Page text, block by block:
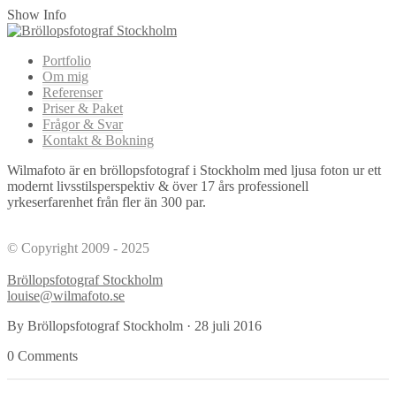
Show Info
Portfolio
Om mig
Referenser
Priser & Paket
Frågor & Svar
Kontakt & Bokning
Wilmafoto är en bröllopsfotograf i Stockholm med ljusa foton ur ett
modernt livsstilsperspektiv & över 17 års professionell
yrkeserfarenhet från fler än 300 par.
© Copyright 2009 - 2025
Bröllopsfotograf Stockholm
louise@wilmafoto.se
By Bröllopsfotograf Stockholm · 28 juli 2016
0 Comments